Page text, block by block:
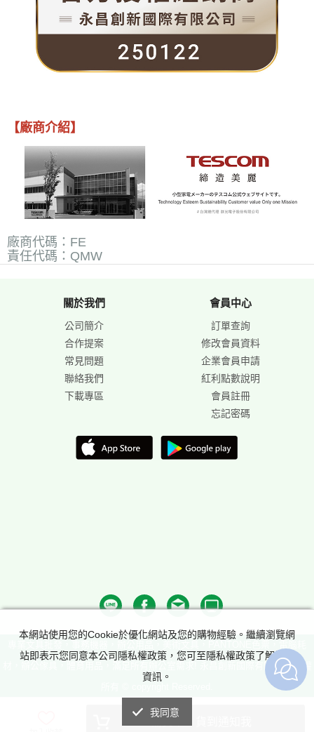
【廠商介紹】
廠商代碼：FE
責任代碼：QMW
關於我們
公司簡介
合作提案
常見問題
聯絡我們
下載專區
會員中心
訂單查詢
修改會員資料
企業會員申請
紅利點數說明
會員註冊
忘記密碼
材，辦公傢具，體育用品，滿足所有辦公室需求! 永昌創新國際有限公司 版權
本網站使用您的Cookie於優化網站及您的購物經驗。繼續瀏覽網
站即表示您同意本公司隱私權政策，您可至隱私權政策了解詳細
資訊。
我同意